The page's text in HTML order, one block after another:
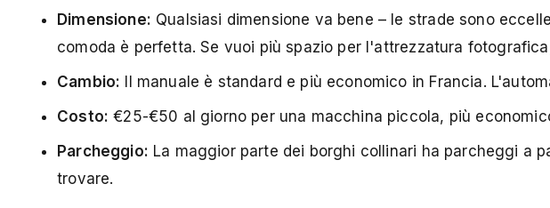
Dimensione: Qualsiasi dimensione va bene – le strade sono
comoda è perfetta. Se vuoi più spazio per l'attrezzatura
Cambio: Il manuale è standard e più economico in Francia.
Costo: €25-€50 al giorno per una macchina piccola, più
Parcheggio: La maggior parte dei borghi collinari ha parcheggi a
trovare.